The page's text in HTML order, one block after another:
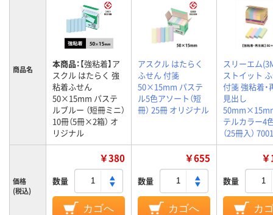
商品名 本商品：【強粘着】ア
スクル はたらく 強
粘着ふせん
50×15mm パステ
ルブルー （短冊ミニ）
10冊（5冊×2箱） オ
リジナル
アスクル はたらく
ふせん 付箋
50×15mm パステ
ル5色アソート（短
冊） 25冊 オリジナル
スリーエム
ストイット
付箋 強粘着・
見出し
テルカラー4
（25冊入）
価格
(税込)
￥380
数量
カゴへ
￥655
数量
カゴへ
数量
カ